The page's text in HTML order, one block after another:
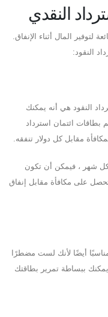
النقدي
لتوفير المال أثناء الإنفاق.
النقود:
النقود هي أنه يمكنك
بطاقات ائتمان استرداد
مقابل كل دولار تنفقه.
كل شهر ، فيمكن أن تكون
تحصل على مكافأة مقابل إنفاق
أيضًا لأنك لست مضطرًا
ببساطة تمرير بطاقتك